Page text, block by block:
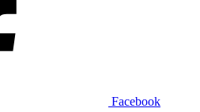
Facebook